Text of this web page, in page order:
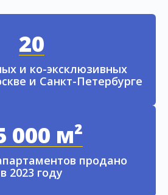
20
и ко-эксклюзивных
и Санкт-Петербурге
000 м²
продано
в 2023 году